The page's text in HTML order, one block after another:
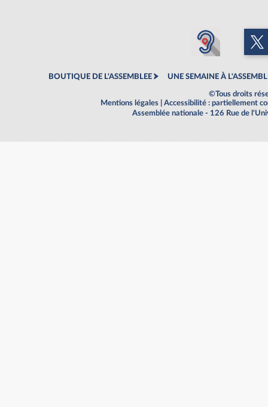
BOUTIQUE DE L'ASSEMBLEE UNE SEMAINE À
©Tous droits
Mentions légales
Accessibilité : partiellement
Assemblée nationale - 126 Rue de